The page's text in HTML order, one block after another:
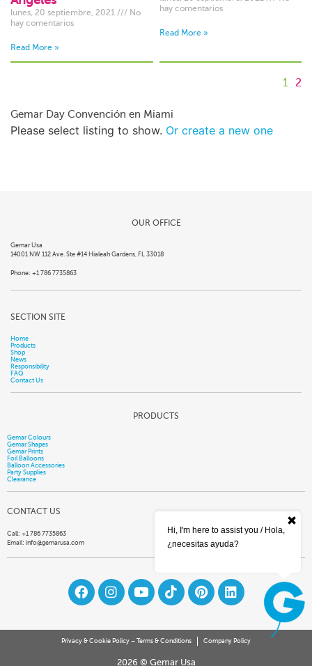
lunes, 20 septiembre, 2021
No
hay comentarios
Read More »
hay comentarios
Read More »
1 2
Gemar Day Convención en Miami
Please select listing to show. Or create a new one
OUR OFFICE
Gemar Usa
14001 NW 112 Ave. Ste #14 Hialeah Gardens, FL 33018
Phone: +1 786 7735863
SECTION SITE
Home
Products
Shop
News
Responsibility
FAQ
Contact Us
PRODUCTS
Gemar Colours
Gemar Shapes
Gemar Prints
Foil Balloons
Balloon Accessories
Party Supplies
Clearance
CONTACT US
Call: +1 786 7735863
Email: info@gemarusa.com
2026 © Gemar Usa
Privacy & Cookie Policy – Terms & Conditions Company Policy
Hi, I'm here to assist you / Hola,
¿necesitas ayuda?